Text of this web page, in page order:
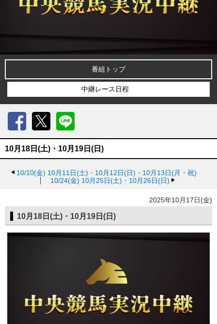
番組トップ
中継レース日程
10月18日(土)・10月19日(日)
10/10(金) 10月11日(土)・10月12日(日)・10月13日(月・祝)
10/24(金) 10月25日(土)・10月26日(日)
2025年10月17日(金)
10月18日(土)・10月19日(日)